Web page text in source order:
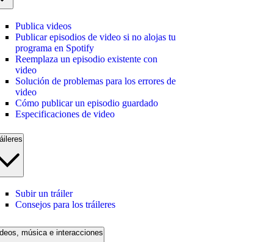
Publica videos
Publicar episodios de video si no alojas tu
programa en Spotify
Reemplaza un episodio existente con
video
Solución de problemas para los errores de
video
Cómo publicar un episodio guardado
Especificaciones de video
Subir un tráiler
Consejos para los tráileres
música e interacciones